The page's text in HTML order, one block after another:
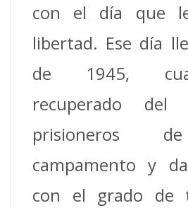
con el día que
libertad. Ese día
de 1945,
recuperado del
prisioneros
campamento y
con el grado de